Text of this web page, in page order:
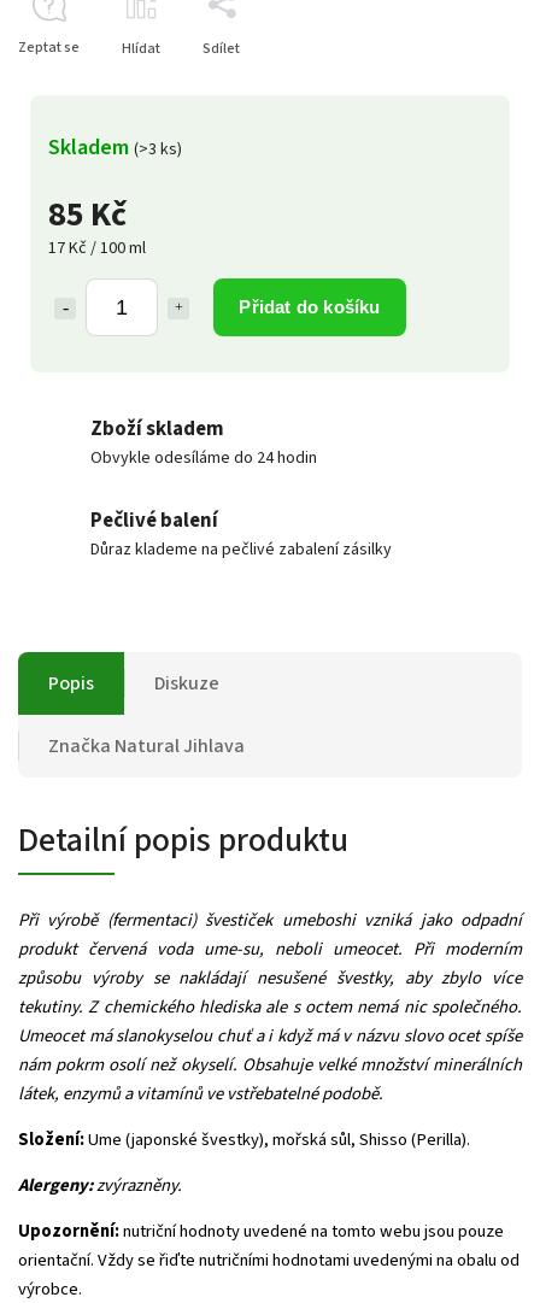
85 Kč
17 Kč / 100 ml
Přidat do košíku
Skladem (>3 ks)
Zeptat se Hlídat Sdílet
Zboží skladem
Obvykle odesíláme do 24 hodin
Pečlivé balení
Důraz klademe na pečlivé zabalení zásilky
Popis Diskuze
Značka Natural Jihlava
Detailní popis produktu
Při výrobě (fermentaci) švestiček umeboshi vzniká jako odpadní
produkt červená voda ume-su, neboli umeocet. Při moderním
způsobu výroby se nakládají nesušené švestky, aby zbylo více
tekutiny. Z chemického hlediska ale s octem nemá nic společného.
Umeocet má slanokyselou chuť a i když má v názvu slovo ocet spíše
nám pokrm osolí než okyselí. Obsahuje velké množství minerálních
látek, enzymů a vitamínů ve vstřebatelné podobě.
Složení:Ume (japonské švestky), mořská sůl, Shisso (Perilla).
Alergeny:zvýrazněny.
Upozornění:nutriční hodnoty uvedené na tomto webu jsou pouze
orientační. Vždy se řiďte nutričními hodnotami uvedenými na obalu od
výrobce.